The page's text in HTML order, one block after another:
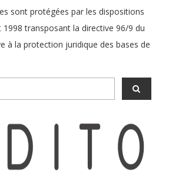
sont protégées par les dispositions
transposant la directive 96/9 du
à la protection juridique des bases de